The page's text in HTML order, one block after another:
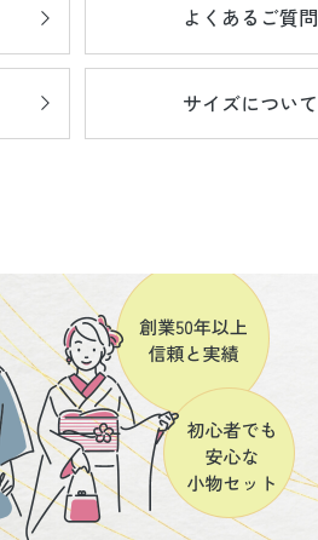
よくあるご質問
サイズについて